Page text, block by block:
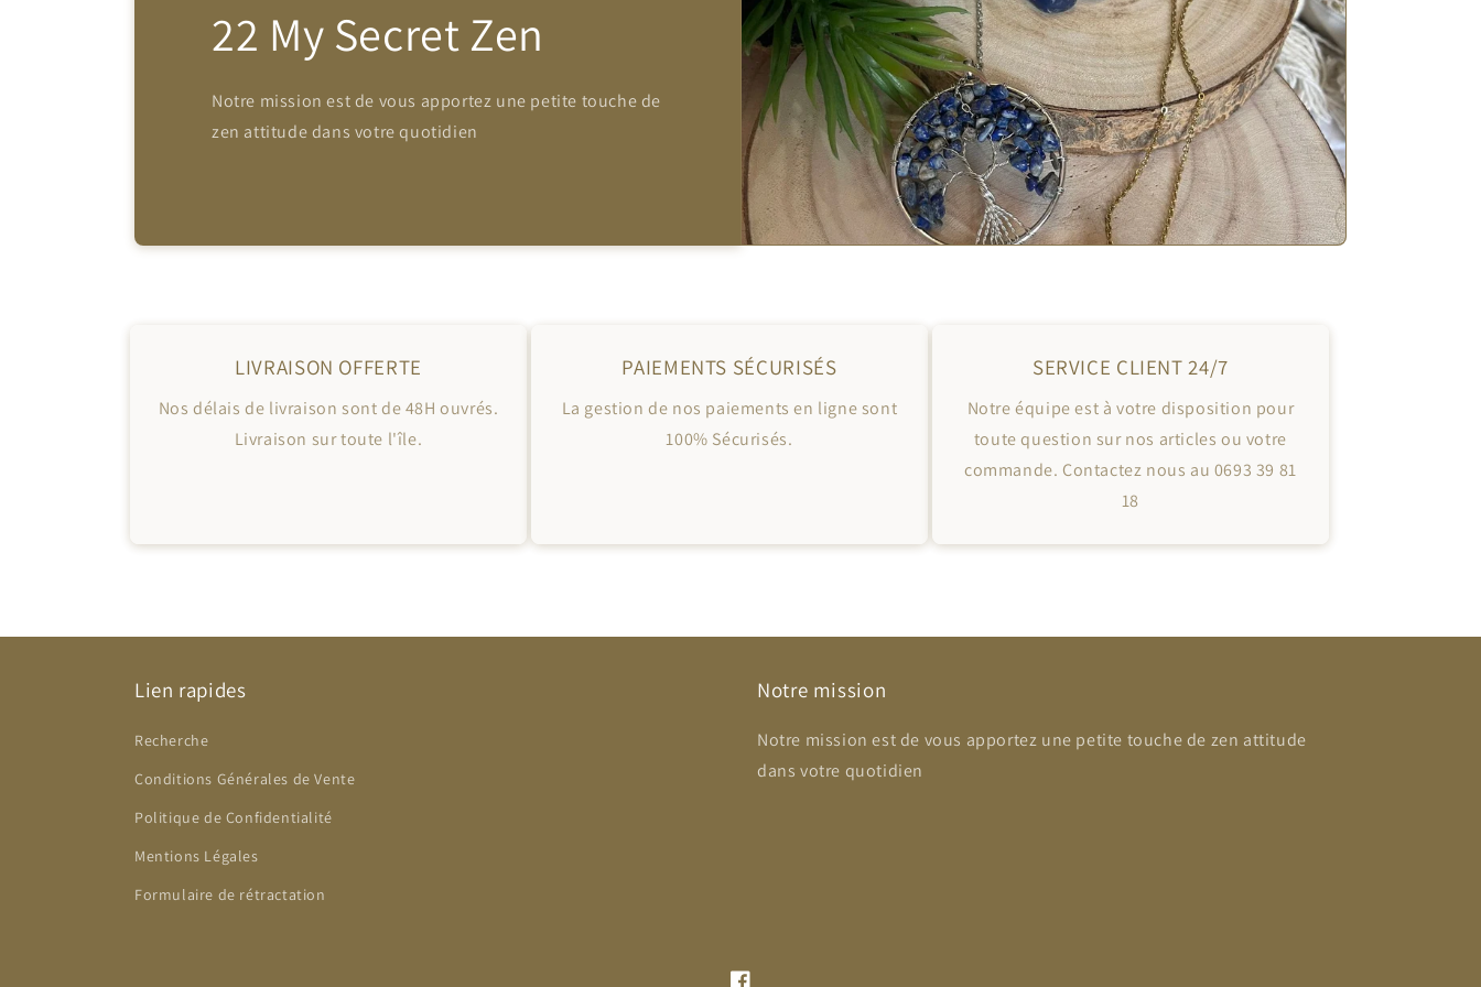
22 My Secret Zen
Notre mission est de vous apportez une petite touche de
zen attitude dans votre quotidien
LIVRAISON OFFERTE
Nos délais de livraison sont de 48H ouvrés.
Livraison sur toute l'île.
PAIEMENTS SÉCURISÉS
La gestion de nos paiements en ligne sont
100% Sécurisés.
SERVICE CLIENT 24/7
Notre équipe est à votre disposition pour
toute question sur nos articles ou votre
commande. Contactez nous au 0693 39 81
18
Lien rapides
Recherche
Conditions Générales de Vente
Politique de Confidentialité
Mentions Légales
Formulaire de rétractation
Notre mission
Notre mission est de vous apportez une petite touche de zen attitude
dans votre quotidien